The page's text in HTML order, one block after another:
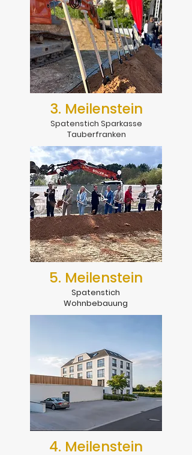
3. Meilenstein
Spatenstich Sparkasse
Tauberfranken
5. Meilenstein
Spatenstich
Wohnbebauung
4. Meilenstein